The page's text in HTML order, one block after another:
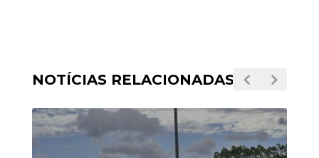
NOTÍCIAS RELACIONADAS